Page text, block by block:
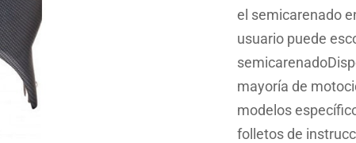
el semicarenado
usuario puede
mayoría de
modelos
folletos de